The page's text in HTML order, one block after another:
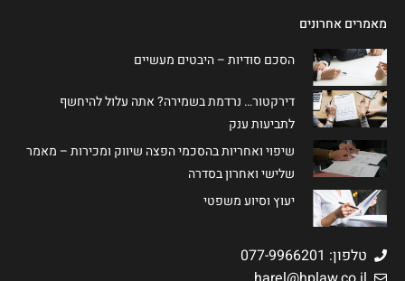
מאמרים אחרונים
הסכם סודיות – היבטים מעשיים
דירקטור… נרדמת בשמירה? אתה עלול להיחשף
לתביעות ענק
שיפוי ואחריות בהסכמי הפצה שיווק ומכירות – מאמר
שלישי ואחרון בסדרה
יעוץ וסיוע משפטי
טלפון: 077-9966201